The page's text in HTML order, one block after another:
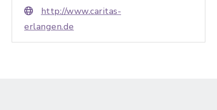
http://www.caritas-
erlangen.de